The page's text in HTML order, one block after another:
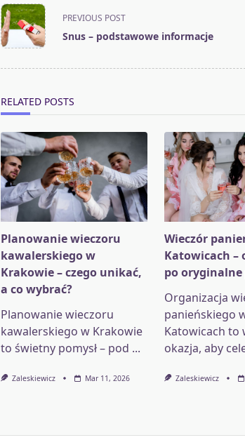
<span
class="nav-
subtitle
PREVIOUS POST
Snus – podstawowe informacje
RELATED POSTS
Planowanie wieczoru
kawalerskiego w
Krakowie – czego unikać,
a co wybrać?
Planowanie wieczoru
kawalerskiego w Krakowie
to świetny pomysł – pod ...
Zaleskiewicz Mar 11, 2026
Wieczór
Katowicach –
po oryginalne
Organizacja
panieńskiego
Katowicach to
okazja, aby
Zaleskiewicz